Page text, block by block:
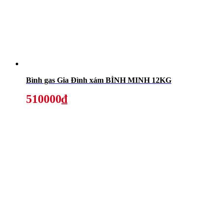
Bình gas Gia Đình xám BÌNH MINH 12KG
510000₫